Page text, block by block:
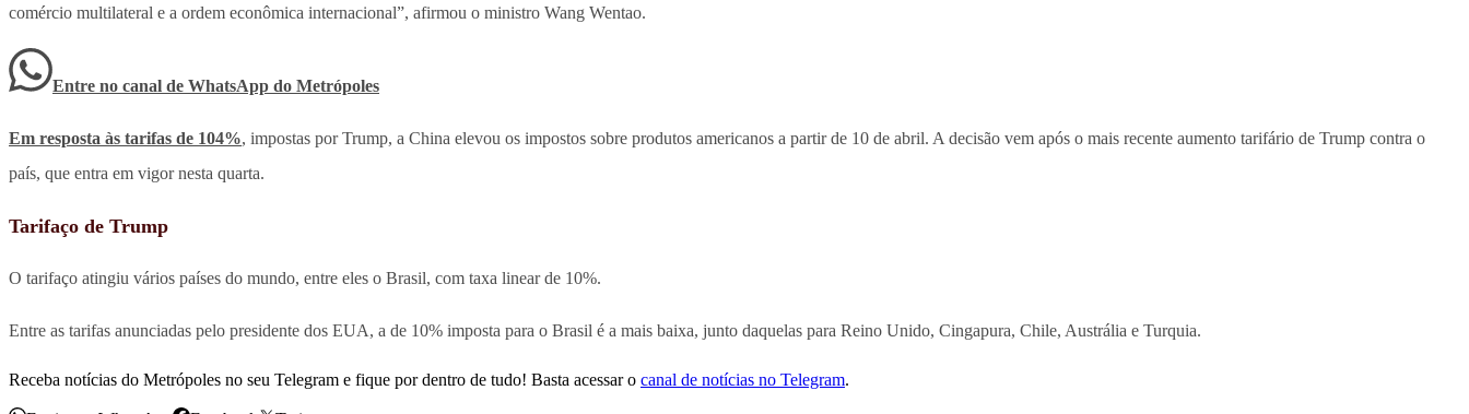
comércio multilateral e a ordem econômica internacional”, afirmou o ministro Wang Wentao.
Entre no canal de WhatsApp do Metrópoles
Em resposta às tarifas de 104%, impostas por Trump, a China elevou os impostos sobre produtos americanos a partir de 10 de abril. A decisão vem após o mais recente aumento tarifário de Trump contra o
país, que entra em vigor nesta quarta.
Tarifaço de Trump
O tarifaço atingiu vários países do mundo, entre eles o Brasil, com taxa linear de 10%.
Entre as tarifas anunciadas pelo presidente dos EUA, a de 10% imposta para o Brasil é a mais baixa, junto daquelas para Reino Unido, Cingapura, Chile, Austrália e Turquia.
Receba notícias do Metrópoles no seu Telegram e fique por dentro de tudo! Basta acessar o canal de notícias no Telegram.